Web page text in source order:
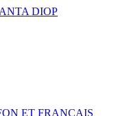
ET FRANÇAIS